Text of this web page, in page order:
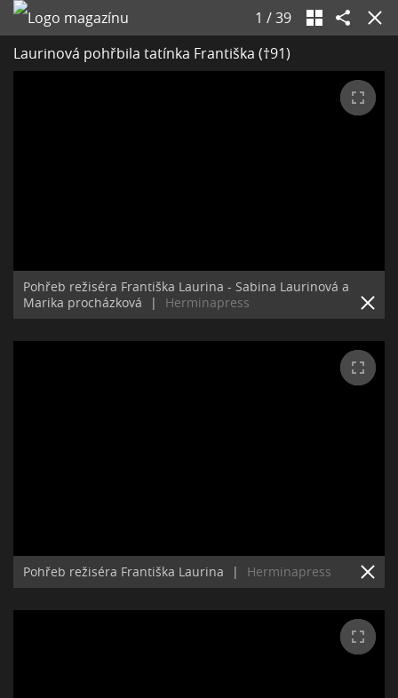
1 /39
Laurinová pohřbila tatínka Františka (†91)
Pohřeb režiséra Františka Laurina - Sabina Laurinová a
Marika procházková
| Herminapress
Pohřeb režiséra Františka Laurina | Herminapress